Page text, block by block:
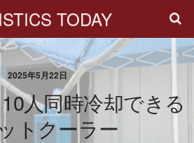
TODAY
2025年5月22日
人同時冷却できる
トクーラー